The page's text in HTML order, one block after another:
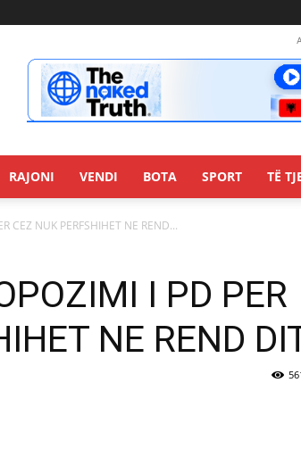
RAJONI VENDI BOTA SPORT TË
CEZ NUK PERFSHIHET NE REND...
I PD PER
NE REND